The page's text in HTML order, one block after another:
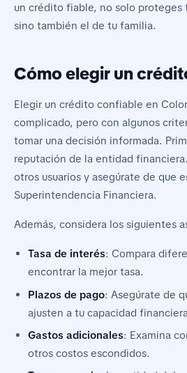
un crédito fiable, no solo
sino también el de tu familia.
Cómo elegir un
Elegir un crédito confiable en
complicado, pero con algunos
tomar una decisión informada.
reputación de la entidad
otros usuarios y asegúrate de que
Superintendencia Financiera.
Además, considera los siguientes
Tasa de interés: Compara
encontrar la mejor tasa.
Plazos de pago: Asegúrate de
ajusten a tu capacidad
Gastos adicionales: Examina
otros costos escondidos.